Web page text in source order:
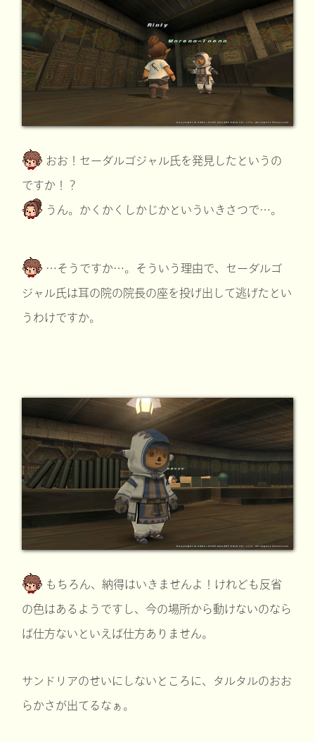
おお！セーダルゴジャル氏を発見したというの
ですか！？
うん。かくかくしかじかといういきさつで…。
…そうですか…。そういう理由で、セーダルゴ
ジャル氏は耳の院の院長の座を投げ出して逃げたとい
うわけですか。
もちろん、納得はいきませんよ！けれども反省
の色はあるようですし、今の場所から動けないのなら
ば仕方ないといえば仕方ありません。
サンドリアのせいにしないところに、タルタルのおお
らかさが出てるなぁ。